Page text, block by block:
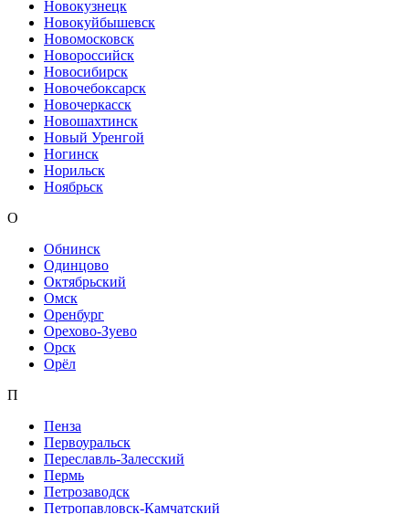
Новокузнецк
Новокуйбышевск
Новомосковск
Новороссийск
Новосибирск
Новочебоксарск
Новочеркасск
Новошахтинск
Новый Уренгой
Ногинск
Норильск
Ноябрьск
О
Обнинск
Одинцово
Октябрьский
Омск
Оренбург
Орехово-Зуево
Орск
Орёл
П
Пенза
Первоуральск
Переславль-Залесский
Пермь
Петрозаводск
Петропавловск-Камчатский